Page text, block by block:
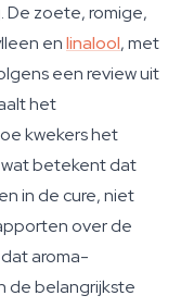
zoete, romige,
enlinalool, met
een review uit
het
kwekers het
wat betekent dat
in de cure, niet
over de
aroma-
de belangrijkste